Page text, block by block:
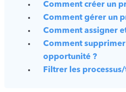
Comment créer un
Comment gérer un
Comment assigner
Comment supprimer
opportunité ?
Filtrer les